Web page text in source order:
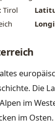
Tirol
Die
im
im